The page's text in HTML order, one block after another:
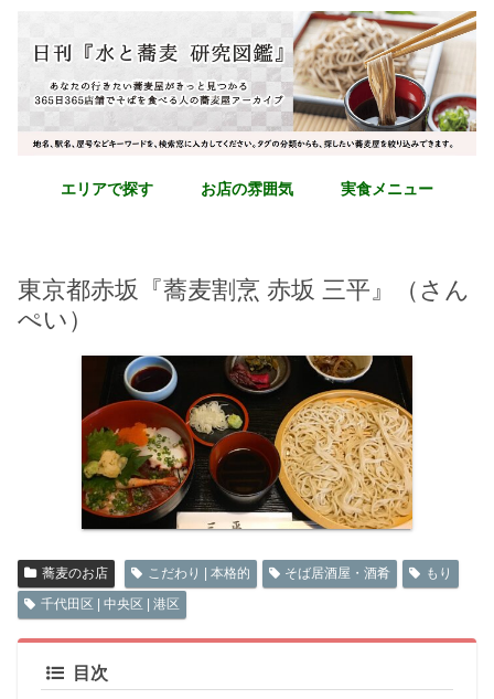
エリアで探す お店の雰囲気 実食メニュー
東京都赤坂『蕎麦割烹 赤坂 三平』（さん
ぺい）
蕎麦のお店 こだわり | 本格的 そば居酒屋・酒肴
もり
千代田区 | 中央区 | 港区
目次